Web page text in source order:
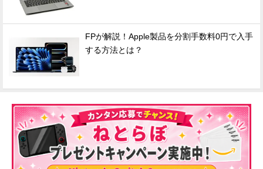
FPが解説！Apple製品を分割手数料0円で入手
する方法とは？